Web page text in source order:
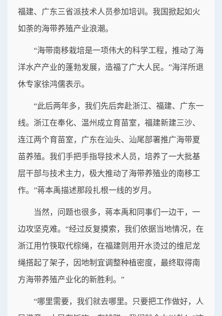
福建、广东三省派技术人员参加培训。我国掀起如火
如荼的海带养殖产业浪潮。
“海带南移栽培是一项伟大的科学工程，推动了海
洋水产产业的蓬勃发展，造福了广大人民。”海洋所退
休专家徐鸿儒表示。
“此后两年多，我们先后奔赴浙江、福建、广东一
线。浙江在奉化、温州成立育苗室，福建新建三沙、
连江两个育苗室，广东在汕头、汕尾部署推广海带夏
苗养殖。我们手把手指导技术人员，培养了一大批基
层干部与技术主力，极大推动了海带养殖业的南移工
作。”蒋本禹描述那段扎根一线的岁月。
当然，问题也很多，蒋本禹和同事们一边干，一
边攻坚克难。“经过反复摸索，我们依据当地情况，在
浙江用竹筷取代棕绳，在福建则用开水烫过的维尼龙
绳搭起了架子，因地制宜调整种植密度，最终取得南
方海带养殖产业化的新胜利。”
“哪里需要，我们就去哪里。只要把工作做好，人